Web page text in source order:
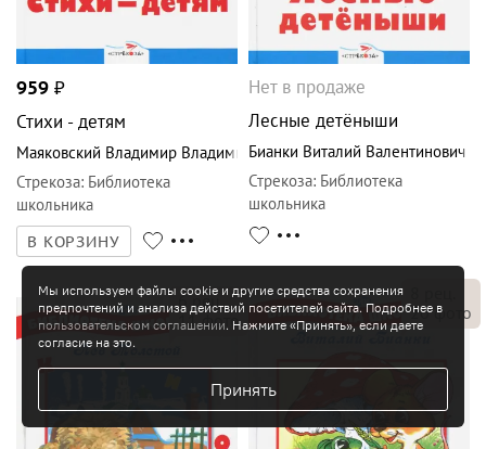
959 ₽
Стихи - детям
Маяковский Владимир Владимирович
Стрекоза: Библиотека
школьника
В КОРЗИНУ
Нет в продаже
Лесные детёныши
Бианки Виталий Валентинович
Стрекоза: Библиотека
школьника
6рец.
11фото
20фото
Мы используем файлы cookie и другие средства сохранения
предпочтений и анализа действий посетителей сайта. Подробнее в
пользовательском соглашении. Нажмите «Принять», если даете
согласие на это.
Принять